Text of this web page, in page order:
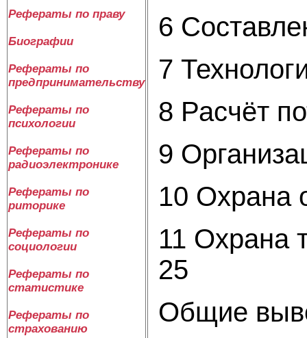
Рефераты по праву
Биографии
Рефераты по
предпринимательству
Рефераты по
психологии
Рефераты по
радиоэлектронике
Рефераты по
риторике
Рефераты по
социологии
Рефераты по
статистике
Рефераты по
страхованию
6
7
8
9
10
11
25